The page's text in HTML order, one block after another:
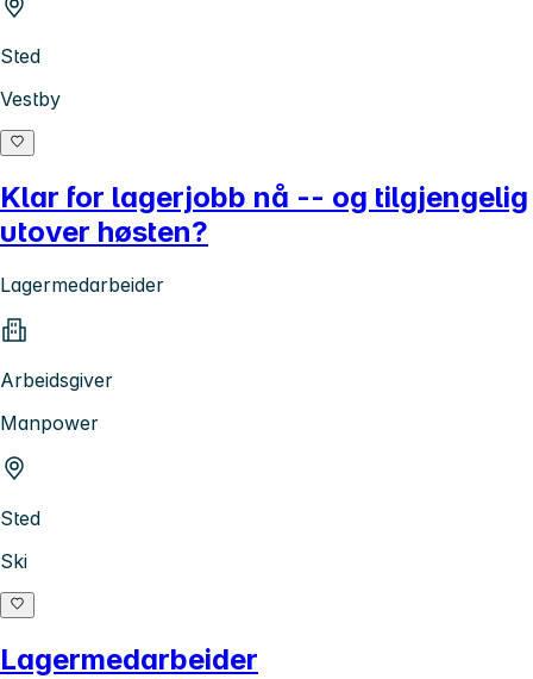
Sted
Vestby
Klar for lagerjobb nå -- og tilgjengelig
utover høsten?
Lagermedarbeider
Arbeidsgiver
Manpower
Sted
Ski
Lagermedarbeider